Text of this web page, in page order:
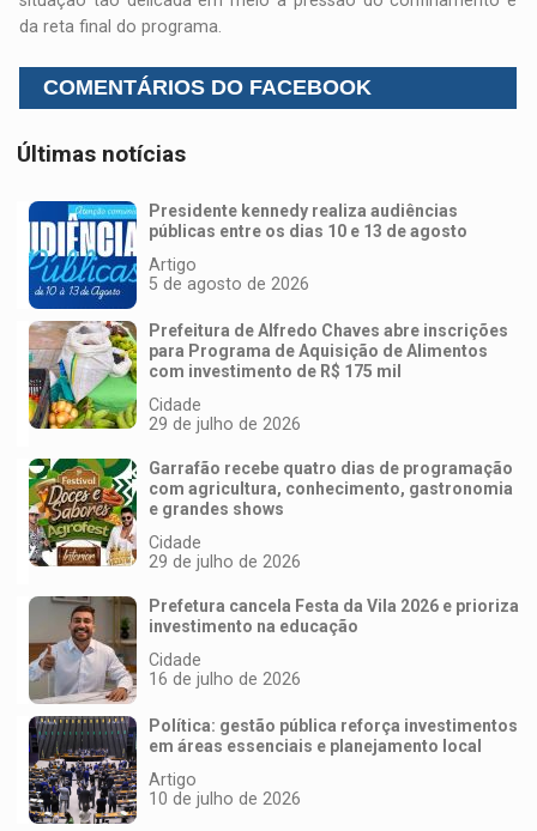
da reta final do programa.
COMENTÁRIOS DO FACEBOOK
Últimas notícias
Presidente kennedy realiza audiências
públicas entre os dias 10 e 13 de agosto
Artigo
5 de agosto de 2026
Prefeitura de Alfredo Chaves abre inscrições
para Programa de Aquisição de Alimentos
com investimento de R$ 175 mil
Cidade
29 de julho de 2026
Garrafão recebe quatro dias de programação
com agricultura, conhecimento, gastronomia
e grandes shows
Cidade
29 de julho de 2026
Prefetura cancela Festa da Vila 2026 e prioriza
investimento na educação
Cidade
16 de julho de 2026
Política: gestão pública reforça investimentos
em áreas essenciais e planejamento local
Artigo
10 de julho de 2026